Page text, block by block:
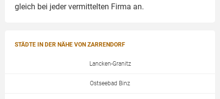
gleich bei jeder vermittelten Firma an.
STÄDTE IN DER NÄHE VON ZARRENDORF
Lancken-Granitz
Ostseebad Binz